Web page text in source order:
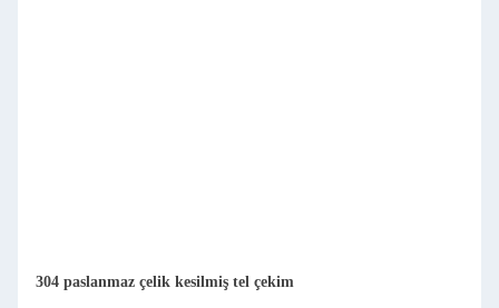
304 paslanmaz çelik kesilmiş tel çekim